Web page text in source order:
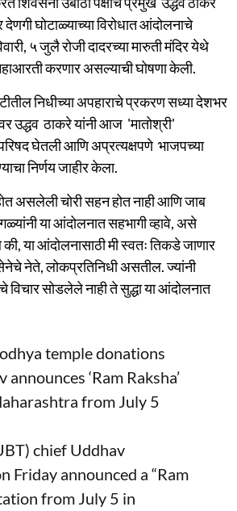
देणगी घोटाळ्याच्या विरोधात आंदोलनाचे
५ जुलै रोजी दादरच्या मारुती मंदिर येथे
करणार असल्याची घोषणा केली.
निधीच्या अपहाराचे प्रकरण सध्या देशभर
उद्धव ठाकरे यांनी आज 'मातोश्री'
घेतली आणि अप्रत्यक्षपणे भाजपच्या
निर्णय जाहीर केला.
होत असलेली चोरी सहन होत नाही आणि जाब
या आंदोलनात सहभागी व्हावे, असे
या आंदोलनासाठी मी स्वतः तिकडे जाणार
नेते, लोकप्रतिनिधी असतील. ज्यांनी
विचार सोडलेले नाही ते सुद्धा या आंदोलनात
temple donations
‘Ram Raksha’
from July 5
chief Uddhav
Friday announced a “Ram
from July 5 in